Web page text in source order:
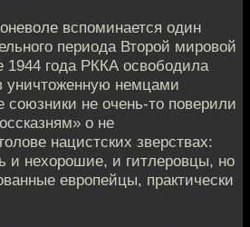
вспоминается один
периода Второй мировой
1944 года РККА освободила
уничтоженную немцами
союзники не очень-то поверили
о не
нацистских зверствах:
и нехорошие, и гитлеровцы, но
европейцы, практически